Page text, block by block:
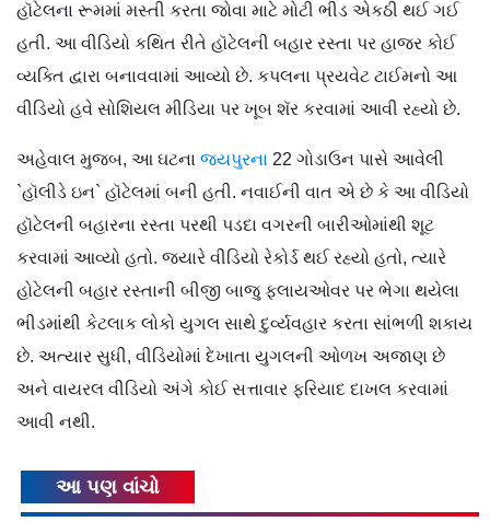
હૉટેલના રૂમમાં મસ્તી કરતા જોવા માટે મોટી ભીડ એકઠી થઈ ગઈ
હતી. આ વીડિયો કથિત રીતે હૉટેલની બહાર રસ્તા પર હાજર કોઈ
વ્યક્તિ દ્વારા બનાવવામાં આવ્યો છે. કપલના પ્રયવેટ ટાઈમનો આ
વીડિયો હવે સોશિયલ મીડિયા પર ખૂબ શૅર કરવામાં આવી રહ્યો છે.
અહેવાલ મુજબ, આ ઘટના જયપુરના 22 ગોડાઉન પાસે આવેલી
`હૉલીડે ઇન` હૉટેલમાં બની હતી. નવાઈની વાત એ છે કે આ વીડિયો
હૉટેલની બહારના રસ્તા પરથી પડદા વગરની બારીઓમાંથી શૂટ
કરવામાં આવ્યો હતો. જ્યારે વીડિયો રેકોર્ડ થઈ રહ્યો હતો, ત્યારે
હોટેલની બહાર રસ્તાની બીજી બાજુ ફ્લાયઓવર પર ભેગા થયેલા
ભીડમાંથી કેટલાક લોકો યુગલ સાથે દુર્વ્યવહાર કરતા સાંભળી શકાય
છે. અત્યાર સુધી, વીડિયોમાં દેખાતા યુગલની ઓળખ અજાણ છે
અને વાયરલ વીડિયો અંગે કોઈ સત્તાવાર ફરિયાદ દાખલ કરવામાં
આવી નથી.
આ પણ વાંચો